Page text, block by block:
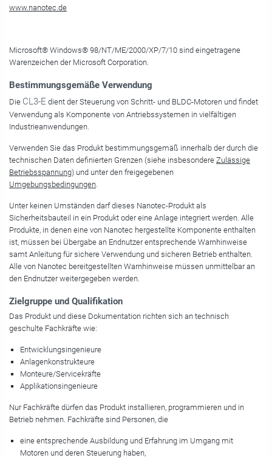
www.nanotec.de
Microsoft® Windows® 98/NT/ME/2000/XP/7/10 sind eingetragene
Warenzeichen der Microsoft Corporation.
Bestimmungsgemäße Verwendung
Die CL3-E dient der Steuerung von Schritt- und BLDC-Motoren und findet
Verwendung als Komponente von Antriebssystemen in vielfältigen
Industrieanwendungen.
Verwenden Sie das Produkt bestimmungsgemäß innerhalb der durch die
technischen Daten definierten Grenzen (siehe insbesondere Zulässige
Betriebsspannung) und unter den freigegebenen
Umgebungsbedingungen.
Unter keinen Umständen darf dieses Nanotec-Produkt als
Sicherheitsbauteil in ein Produkt oder eine Anlage integriert werden. Alle
Produkte, in denen eine von Nanotec hergestellte Komponente enthalten
ist, müssen bei Übergabe an Endnutzer entsprechende Warnhinweise
samt Anleitung für sichere Verwendung und sicheren Betrieb enthalten.
Alle von Nanotec bereitgestellten Warnhinweise müssen unmittelbar an
den Endnutzer weitergegeben werden.
Zielgruppe und Qualifikation
Das Produkt und diese Dokumentation richten sich an technisch
geschulte Fachkräfte wie:
Entwicklungsingenieure
Anlagenkonstrukteure
Monteure/Servicekräfte
Applikationsingenieure
Nur Fachkräfte dürfen das Produkt installieren, programmieren und in
Betrieb nehmen. Fachkräfte sind Personen, die
eine entsprechende Ausbildung und Erfahrung im Umgang mit
Motoren und deren Steuerung haben,